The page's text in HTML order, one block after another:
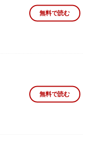
無料で読む
無料で読む